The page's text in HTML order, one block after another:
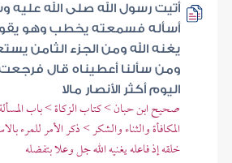
أتيت رسول الله صلى الله عليه
أسأله فسمعته يخطب وهو
يغنه الله ومن الجزء الثامن
ومن سألنا أعطيناه قال فرجعت
اليوم أكثر الأنصار مالا
صحيح ابن حبان > كتاب الزكاة > باب
المكافأة والثناء والشكر > ذكر الأمر للمرء
خلقه إذ فاعله يغنيه الله جل وعلا بتفضله